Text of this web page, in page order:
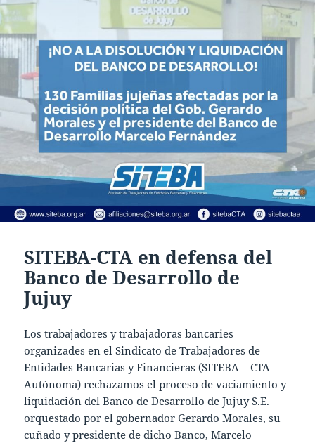
SITEBA-CTA en defensa del
Banco de Desarrollo de
Jujuy
Los trabajadores y trabajadoras bancaries
organizades en el Sindicato de Trabajadores de
Entidades Bancarias y Financieras (SITEBA – CTA
Autónoma) rechazamos el proceso de vaciamiento y
liquidación del Banco de Desarrollo de Jujuy S.E.
orquestado por el gobernador Gerardo Morales, su
cuñado y presidente de dicho Banco, Marcelo